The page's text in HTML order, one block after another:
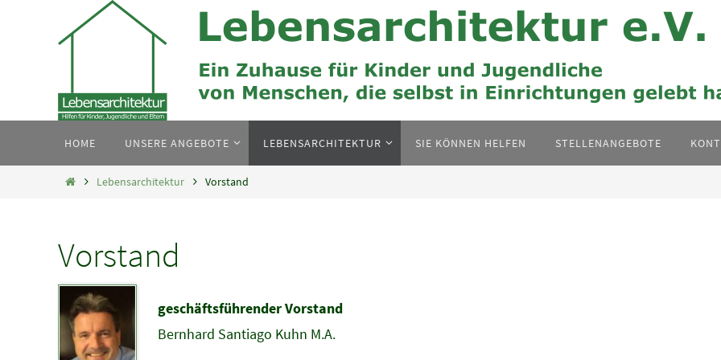
springen
HOME UNSERE ANGEBOTE LEBENSARCHITEKTUR SIE KÖNNEN HELFEN STELLENANGEBOTE
HomeLebensarchitektur Vorstand
Vorstand
geschäftsführender Vorstand
Bernhard Santiago Kuhn M.A.